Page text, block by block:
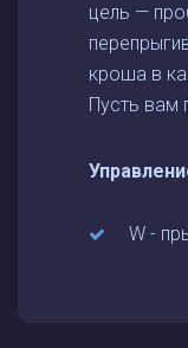
цель —
кроша в
Пусть вам
W -